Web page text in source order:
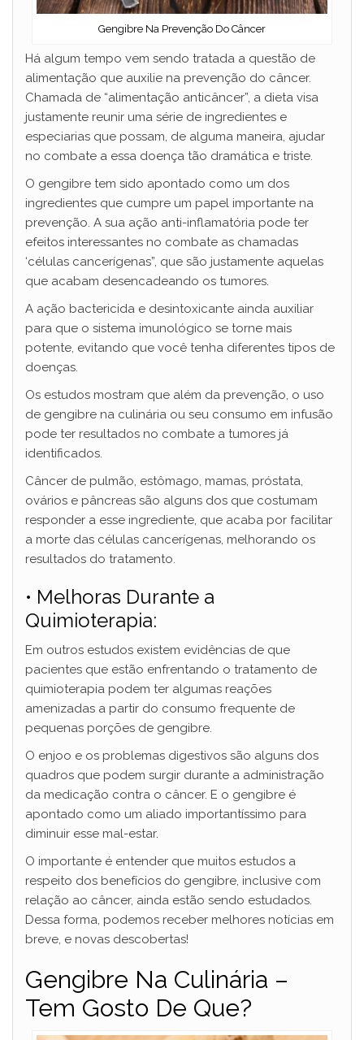
Gengibre Na Prevenção Do Câncer
Há algum tempo vem sendo tratada a questão de
alimentação que auxilie na prevenção do câncer.
Chamada de “alimentação anticâncer”, a dieta visa
justamente reunir uma série de ingredientes e
especiarias que possam, de alguma maneira, ajudar
no combate a essa doença tão dramática e triste.
O gengibre tem sido apontado como um dos
ingredientes que cumpre um papel importante na
prevenção. A sua ação anti-inflamatória pode ter
efeitos interessantes no combate as chamadas
‘células cancerígenas”, que são justamente aquelas
que acabam desencadeando os tumores.
A ação bactericida e desintoxicante ainda auxiliar
para que o sistema imunológico se torne mais
potente, evitando que você tenha diferentes tipos de
doenças.
Os estudos mostram que além da prevenção, o uso
de gengibre na culinária ou seu consumo em infusão
pode ter resultados no combate a tumores já
identificados.
Câncer de pulmão, estômago, mamas, próstata,
ovários e pâncreas são alguns dos que costumam
responder a esse ingrediente, que acaba por facilitar
a morte das células cancerígenas, melhorando os
resultados do tratamento.
• Melhoras Durante a
Quimioterapia:
Em outros estudos existem evidências de que
pacientes que estão enfrentando o tratamento de
quimioterapia podem ter algumas reações
amenizadas a partir do consumo frequente de
pequenas porções de gengibre.
O enjoo e os problemas digestivos são alguns dos
quadros que podem surgir durante a administração
da medicação contra o câncer. E o gengibre é
apontado como um aliado importantíssimo para
diminuir esse mal-estar.
O importante é entender que muitos estudos a
respeito dos benefícios do gengibre, inclusive com
relação ao câncer, ainda estão sendo estudados.
Dessa forma, podemos receber melhores notícias em
breve, e novas descobertas!
Gengibre Na Culinária –
Tem Gosto De Que?